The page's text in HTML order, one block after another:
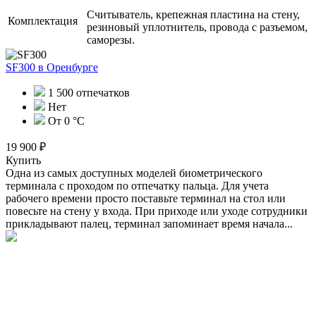
Комплектация
Считыватель, крепежная пластина на стену,
резиновый уплотнитель, провода с разъемом,
саморезы.
SF300 в Оренбурге
1 500 отпечатков
Нет
От 0 °C
19 900 ₽
Купить
Одна из самых доступных моделей биометрического
терминала с проходом по отпечатку пальца. Для учета
рабочего времени просто поставьте терминал на стол или
повесьте на стену у входа. При приходе или уходе сотрудники
прикладывают палец, терминал запоминает время начала...